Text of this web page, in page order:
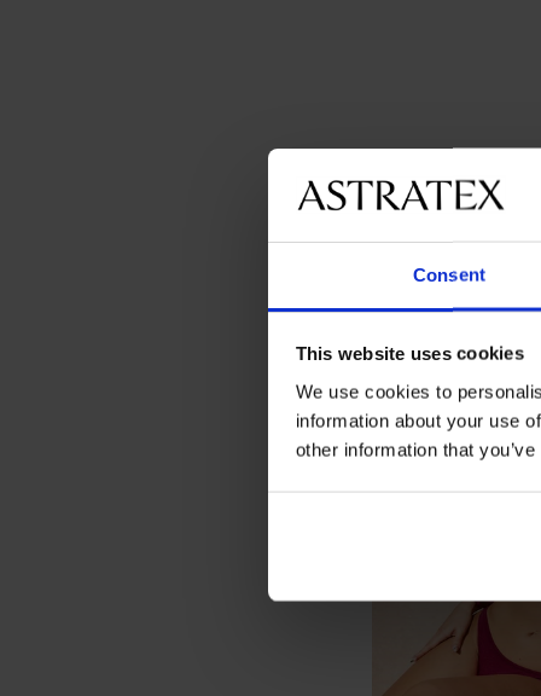
Consent
This website uses cookies
We use cookies to
information about your use
other information that